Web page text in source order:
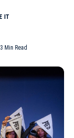
3 Min Read